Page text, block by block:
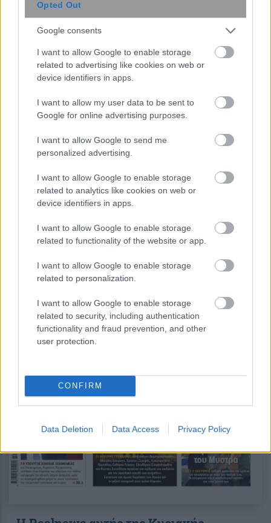
Opted Out
Google consents
I want to allow Google to enable storage
related to advertising like cookies on web or
device identifiers in apps.
I want to allow my user data to be sent to
Google for online advertising purposes.
I want to allow Google to send me
personalized advertising.
I want to allow Google to enable storage
related to analytics like cookies on web or
device identifiers in apps.
I want to allow Google to enable storage
related to functionality of the website or app.
I want to allow Google to enable storage
related to personalization.
I want to allow Google to enable storage
related to security, including authentication
functionality and fraud prevention, and other
user protection.
CONFIRM
Data Deletion Data Access Privacy Policy
περισσότερα
||